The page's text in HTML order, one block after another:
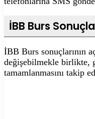
İBB Burs
İBB Burs sonuçlarının
değişebilmekle birlikte,
tamamlanmasını takip